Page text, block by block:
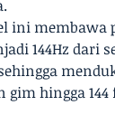
ini membawa
144Hz dari
hingga 144